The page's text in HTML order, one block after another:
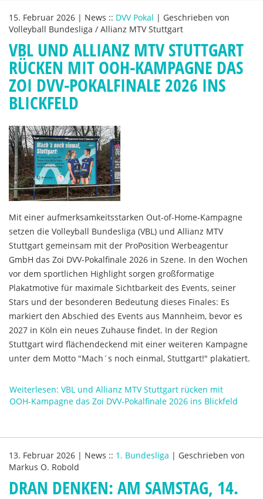
15. Februar 2026 | News :: DVV Pokal | Geschrieben von
Volleyball Bundesliga / Allianz MTV Stuttgart
VBL UND ALLIANZ MTV STUTTGART
RÜCKEN MIT OOH-KAMPAGNE DAS
ZOI DVV-POKALFINALE 2026 INS
BLICKFELD
Mit einer aufmerksamkeitsstarken Out-of-Home-Kampagne
setzen die Volleyball Bundesliga (VBL) und Allianz MTV
Stuttgart gemeinsam mit der ProPosition Werbeagentur
GmbH das Zoi DVV-Pokalfinale 2026 in Szene. In den Wochen
vor dem sportlichen Highlight sorgen großformatige
Plakatmotive für maximale Sichtbarkeit des Events, seiner
Stars und der besonderen Bedeutung dieses Finales: Es
markiert den Abschied des Events aus Mannheim, bevor es
2027 in Köln ein neues Zuhause findet. In der Region
Stuttgart wird flächendeckend mit einer weiteren Kampagne
unter dem Motto "Mach´s noch einmal, Stuttgart!" plakatiert.
Weiterlesen: VBL und Allianz MTV Stuttgart rücken mit
OOH-Kampagne das Zoi DVV-Pokalfinale 2026 ins Blickfeld
13. Februar 2026 | News :: 1. Bundesliga | Geschrieben von
Markus O. Robold
DRAN DENKEN: AM SAMSTAG, 14.